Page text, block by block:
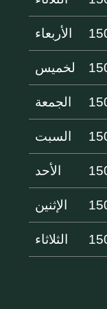
الأربعاء
لخميس
الجمعة
السبت
الأحد
الإثنين
الثلاثاء